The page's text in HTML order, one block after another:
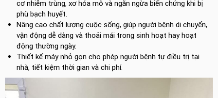
cơ nhiễm trùng, xơ hóa mô và ngăn ngừa biến chứng khi bị
phù bạch huyết.
Nâng cao chất lượng cuộc sống, giúp người bệnh di chuyển,
vận động dễ dàng và thoải mái trong sinh hoạt hay hoạt
động thường ngày.
Thiết kế máy nhỏ gọn cho phép người bệnh tự điều trị tại
nhà, tiết kiệm thời gian và chi phí.